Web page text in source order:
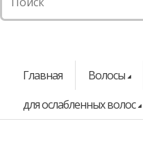
Главная Волосы
для ослабленных волос